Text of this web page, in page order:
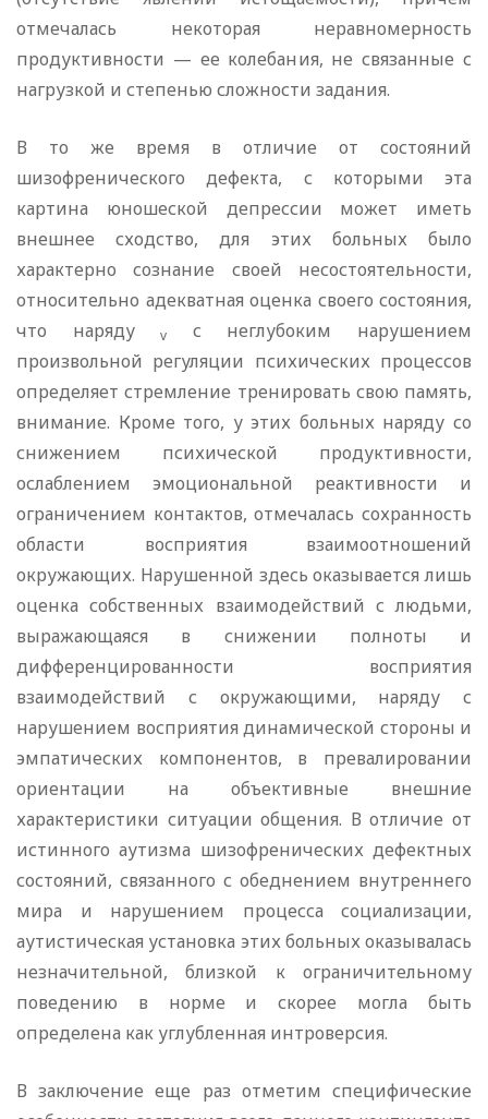
отмечалась некоторая неравномерность
продуктивности — ее колебания, не связанные с
нагрузкой и степенью сложности задания.
В то же время в отличие от состояний
шизофренического дефекта, с которыми эта
картина юношеской депрессии может иметь
внешнее сходство, для этих больных было
характерно сознание своей несостоятельности,
относительно адекватная оценка своего состояния,
что нарядуv
с неглубоким нарушением
произвольной регуляции психических процессов
определяет стремление тренировать свою память,
внимание. Кроме того, у этих больных наряду со
снижением психической продуктивности,
ослаблением эмоциональной реактивности и
ограничением контактов, отмечалась сохранность
области восприятия взаимоотношений
окружающих. Нарушенной здесь оказывается лишь
оценка собственных взаимодействий с людьми,
выражающаяся в снижении полноты и
дифференцированности восприятия
взаимодействий с окружающими, наряду с
нарушением восприятия динамической стороны и
эмпатических компонентов, в превалировании
ориентации на объективные внешние
характеристики ситуации общения. В отличие от
истинного аутизма шизофренических дефектных
состояний, связанного с обеднением внутреннего
мира и нарушением процесса социализации,
аутистическая установка этих больных оказывалась
незначительной, близкой к ограничительному
поведению в норме и скорее могла быть
определена как углубленная интроверсия.
В заключение еще раз отметим специфические